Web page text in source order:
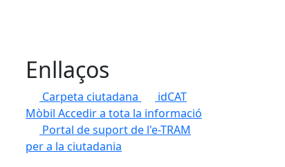
Enllaços
Carpeta ciutadana
idCAT
Mòbil Accedir a tota la informació
Portal de suport de l'e-TRAM
per a la ciutadania